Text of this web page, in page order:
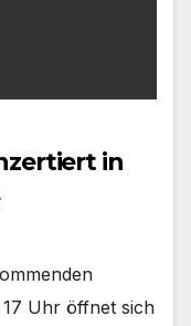
in
Uhr öffnet sich